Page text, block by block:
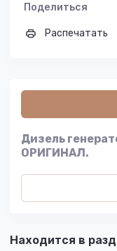
Поделиться
Распечатать
Дизель
ОРИГИНАЛ.
Находится в